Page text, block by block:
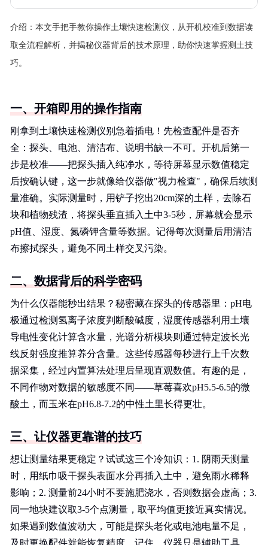
介绍： 本文手把手教你操作土壤快速检测仪，从开机校准到数据读
取全流程解析，并揭秘仪器背后的技术原理，助你快速掌握测土技
巧。
一、开箱即用的操作指南
刚拿到土壤快速检测仪别急着插电！先检查配件是否齐
全：探头、电池、清洁布、说明书缺一不可。开机后第一
步是校准——把探头插入纯净水，等待屏幕显示数值稳定
后按确认键，这一步就像给仪器做"视力检查"，确保后续测
量准确。实际测量时，用铲子挖出20cm深的土样，去除石
块和植物残渣，将探头垂直插入土中3-5秒，屏幕就会显示
pH值、湿度、氮磷钾含量等数据。记得每次测量后用清洁
布擦拭探头，避免不同土样交叉污染。
二、数据背后的科学密码
为什么仪器能秒出结果？秘密藏在探头的传感器里：pH电
极通过检测氢离子浓度判断酸碱度，湿度传感器利用土壤
导电性变化计算含水量，光谱分析模块则通过特定波长光
线反射强度推算养分含量。这些传感器每秒进行上千次数
据采集，经过内置算法处理后呈现直观数值。有趣的是，
不同作物对数据的敏感度不同——草莓喜欢pH5.5-6.5的微
酸土，而玉米在pH6.8-7.2的中性土里长得更壮。
三、让仪器更靠谱的技巧
想让测量结果更稳定？试试这三个冷知识：1. 阴雨天测量
时，用纸巾吸干探头表面水分再插入土中，避免雨水稀释
影响；2. 测量前24小时不要施肥浇水，否则数据会虚高；3.
同一地块建议取3-5个点测量，取平均值更接近真实情况。
如果遇到数值波动大，可能是探头老化或电池电量不足，
及时更换配件就能恢复精度。记住，仪器只是辅助工具，